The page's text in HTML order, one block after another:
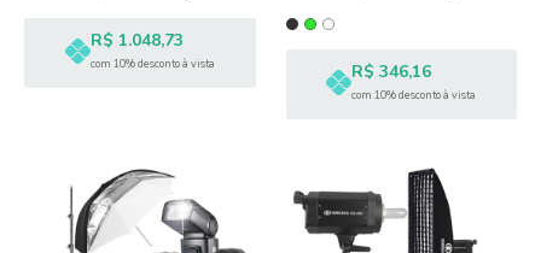
R$ 1.048,73
com 10% desconto à vista R$ 346,16
com 10% desconto à vista